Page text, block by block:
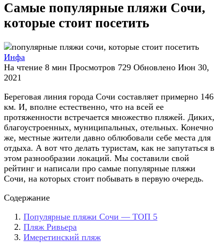
Самые популярные пляжи Сочи,
которые стоит посетить
Инфа
На чтение 8 мин Просмотров 729 Обновлено Июн 30,
2021
Береговая линия города Сочи составляет примерно 146
км. И, вполне естественно, что на всей ее
протяженности встречается множество пляжей. Диких,
благоустроенных, муниципальных, отельных. Конечно
же, местные жители давно облюбовали себе места для
отдыха. А вот что делать туристам, как не запутаться в
этом разнообразии локаций. Мы составили свой
рейтинг и написали про самые популярные пляжи
Сочи, на которых стоит побывать в первую очередь.
Содержание
Популярные пляжи Сочи — ТОП 5
Пляж Ривьера
Имеретинский пляж